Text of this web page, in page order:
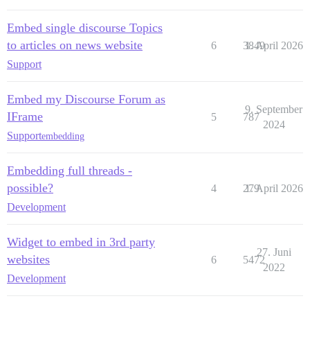
Embed single discourse Topics
to articles on news website
Support
6 3849
1. April 2026
Embed my Discourse Forum as
IFrame
Supportembedding
5 787
9. September
2024
Embedding full threads -
possible?
Development
4 279
1. April 2026
Widget to embed in 3rd party
websites
Development
6 5472
27. Juni
2022